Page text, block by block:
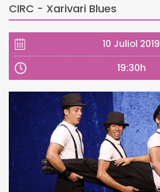
CIRC - Xarivari Blues
10 Juliol 2019
19:30h